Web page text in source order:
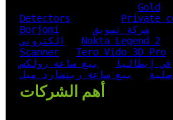
Gold
Detectors
Private
Borjomi
شركة تسويق
الكتروني
Nokta Legend 2
Scanner
Tero Vido 3D Pro
في إيطاليا
بيع ساعة رولكس
بيع ساعة ريتشارد ميل
أهم الشركات